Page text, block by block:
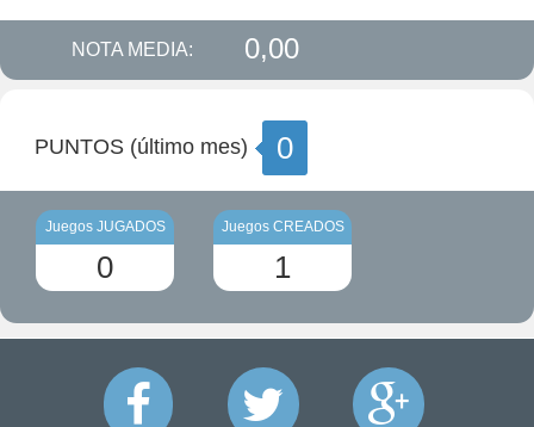
NOTA MEDIA: 0,00
PUNTOS (último mes) 0
Juegos JUGADOS
0
Juegos CREADOS
1